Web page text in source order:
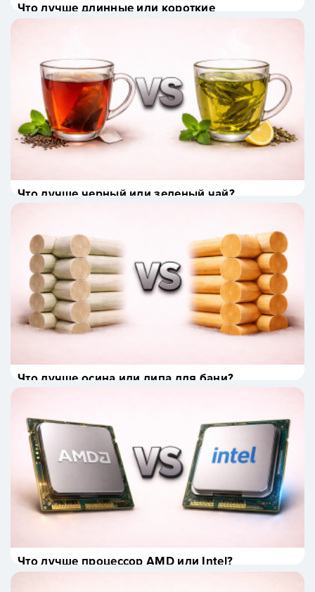
Что лучше длинные или короткие
волосы?
Что лучше черный или зеленый чай?
Что лучше осина или липа для бани?
Что лучше процессор AMD или Intel?